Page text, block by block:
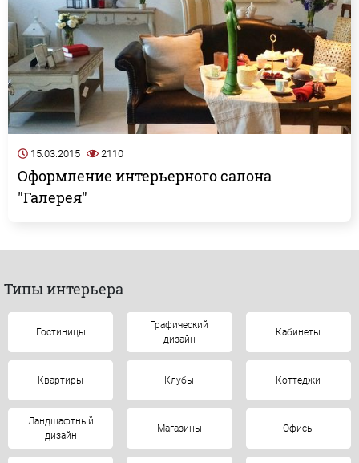
15.03.2015 2110
Оформление интерьерного салона
"Галерея"
Типы интерьера
Гостиницы
Графический
дизайн
Кабинеты
Квартиры Клубы Коттеджи
Ландшафтный
дизайн
Магазины Офисы